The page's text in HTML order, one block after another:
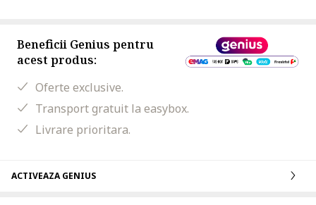
Beneficii Genius pentru
acest produs:
Oferte exclusive.
Transport gratuit la easybox.
Livrare prioritara.
ACTIVEAZA GENIUS